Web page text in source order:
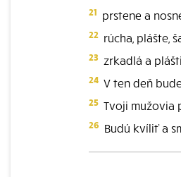
21 prstene a
22 rúcha, plášte,
23 zrkadlá a
24 V ten deň
25 Tvoji mužovia
26 Budú kvíliť a